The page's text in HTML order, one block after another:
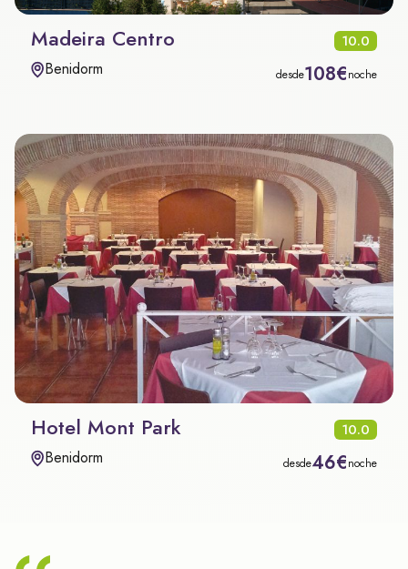
Madeira Centro 10.0
Benidorm desde108€noche
Hotel Mont Park 10.0
Benidorm desde46€noche